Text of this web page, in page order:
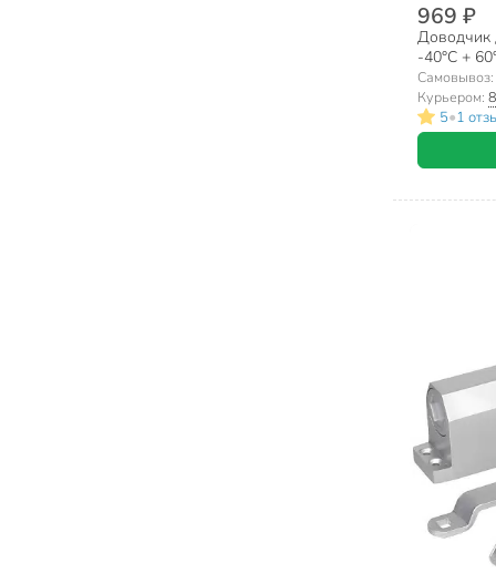
969 ₽
Доводчик
-40°C +
Самовывоз:
Курьером:
5•1